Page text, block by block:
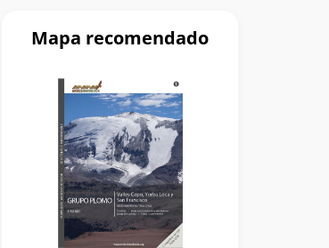
Mapa recomendado